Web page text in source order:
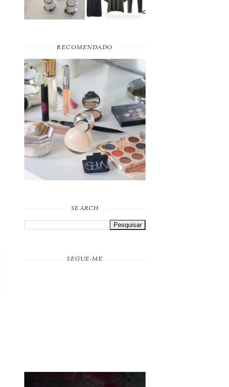
RECOMENDADO
FAVORITOS DE
MAQUILHAGEM 2019
SEARCH
SEGUE-ME